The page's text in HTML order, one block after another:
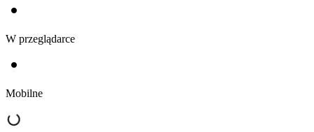
W przeglądarce
Mobilne